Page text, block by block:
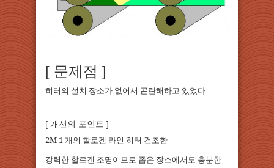
[ 문제점 ]
히터의 설치 장소가 없어서 곤란해하고 있었다
[ 개선의 포인트 ]
2M 1 개의 할로겐 라인 히터 건조한
강력한 할로겐 조명이므로 좁은 장소에서도 충분한